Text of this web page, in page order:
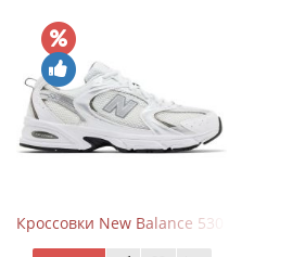
Кроссовки New Balance 530 White